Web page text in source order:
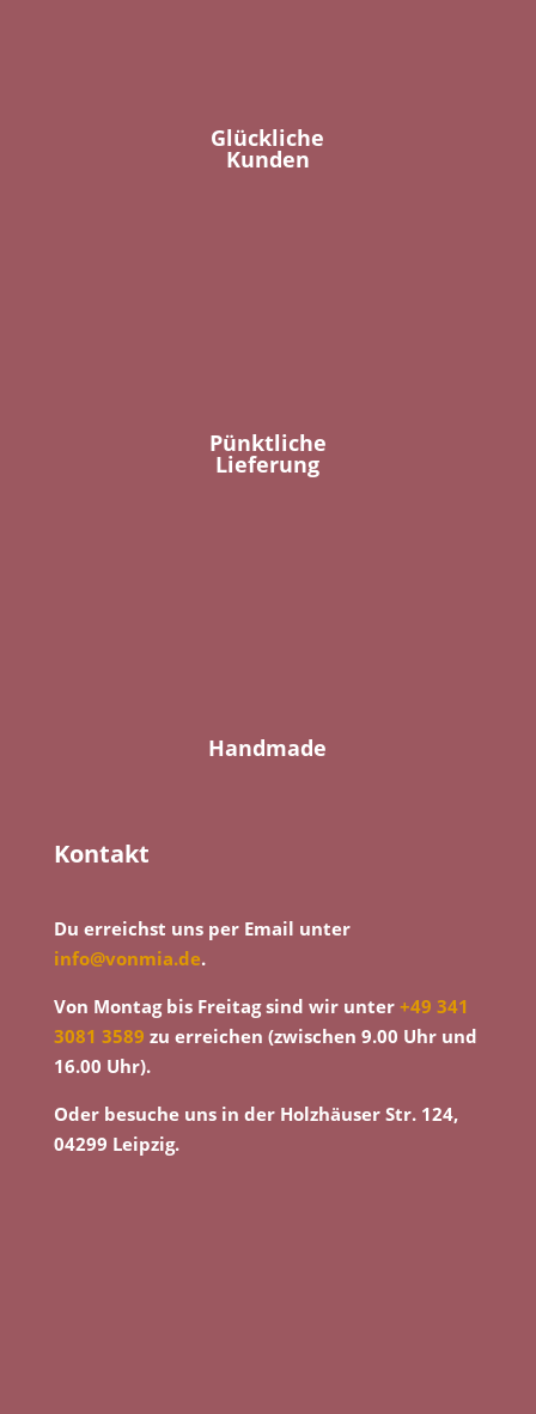
Glückliche
Kunden
Pünktliche
Lieferung
Handmade
Kontakt
Du erreichst uns per Email unter
info@vonmia.de.
Von Montag bis Freitag sind wir unter +49 341
3081 3589 zu erreichen (zwischen 9.00 Uhr und
16.00 Uhr).
Oder besuche uns in der Holzhäuser Str. 124,
04299 Leipzig.